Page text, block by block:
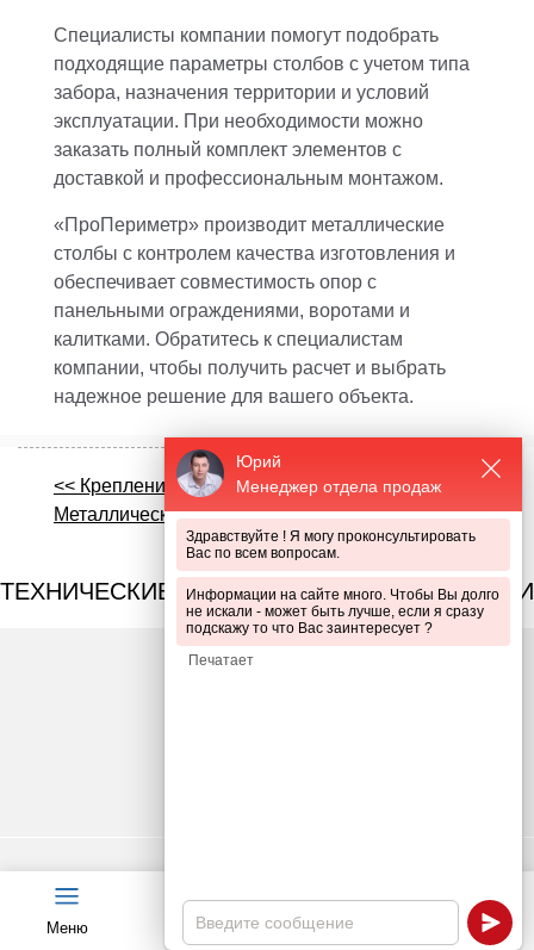
Меню Каталог Калькулятор Чат
Специалисты компании помогут подобрать
подходящие параметры столбов с учетом типа
забора, назначения территории и условий
эксплуатации. При необходимости можно
заказать полный комплект элементов с
доставкой и профессиональным монтажом.
«ПроПериметр» производит металлические
столбы с контролем качества изготовления и
обеспечивает совместимость опор с
панельными ограждениями, воротами и
калитками. Обратитесь к специалистам
компании, чтобы получить расчет и выбрать
надежное решение для вашего объекта.
<< Крепления Столбы металлические
Металлический забор >>
ТЕХНИЧЕСКИЕ ПРЕИМУЩЕСТВА ПРОДУКЦИИ
Юрий
Менеджер отдела продаж
Здравствуйте ! Я могу проконсультировать
Вас по всем вопросам.
Информации на сайте много. Чтобы Вы долго
не искали - может быть лучше, если я сразу
подскажу то что Вас заинтересует ?